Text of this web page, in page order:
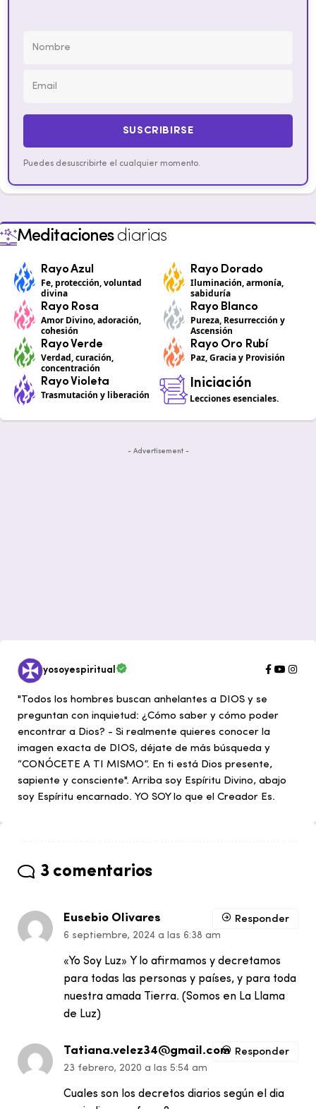
SUSCRIBIRSE
Puedes desuscribirte el cualquier momento.
Meditacionesdiarias
Rayo Azul
Fe, protección, voluntad
divina
Rayo Dorado
Iluminación, armonía,
sabiduría
Rayo Rosa
Amor Divino, adoración,
cohesión
Rayo Blanco
Pureza, Resurrección y
Ascensión
Rayo Verde
Verdad, curación,
concentración
Rayo Oro Rubí
Paz, Gracia y Provisión
Rayo Violeta
Trasmutación y liberación
Iniciación
Lecciones esenciales.
- Advertisement -
yosoyespiritual
"Todos los hombres buscan anhelantes a DIOS y se
preguntan con inquietud: ¿Cómo saber y cómo poder
encontrar a Dios? - Si realmente quieres conocer la
imagen exacta de DIOS, déjate de más búsqueda y
“CONÓCETE A TI MISMO”. En ti está Dios presente,
sapiente y consciente". Arriba soy Espíritu Divino, abajo
soy Espíritu encarnado. YO SOY lo que el Creador Es.
3 comentarios
Eusebio Olivares
6 septiembre, 2024 a las 6:38 am
«Yo Soy Luz» Y lo afirmamos y decretamos
para todas las personas y países, y para toda
nuestra amada Tierra. (Somos en La Llama
de Luz)
Responder
Tatiana.velez34@gmail.com
23 febrero, 2020 a las 5:54 am
Cuales son los decretos diarios según el dia
Responder